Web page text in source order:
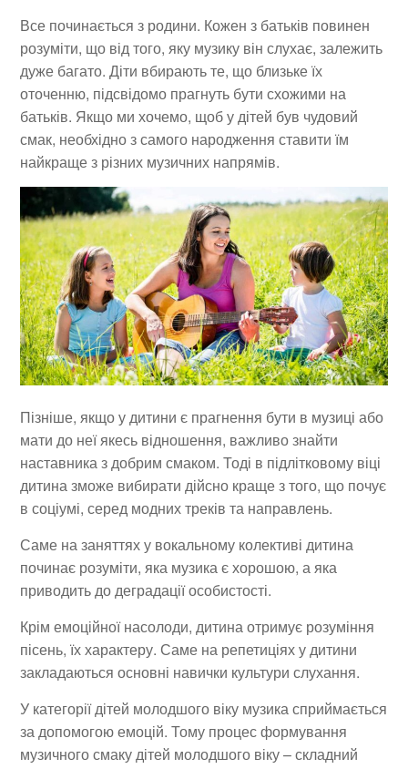
Все починається з родини. Кожен з батьків повинен
розуміти, що від того, яку музику він слухає, залежить
дуже багато. Діти вбирають те, що близьке їх
оточенню, підсвідомо прагнуть бути схожими на
батьків. Якщо ми хочемо, щоб у дітей був чудовий
смак, необхідно з самого народження ставити їм
найкраще з різних музичних напрямів.
Пізніше, якщо у дитини є прагнення бути в музиці або
мати до неї якесь відношення, важливо знайти
наставника з добрим смаком. Тоді в підлітковому віці
дитина зможе вибирати дійсно краще з того, що почує
в соціумі, серед модних треків та направлень.
Саме на заняттях у вокальному колективі дитина
починає розуміти, яка музика є хорошою, а яка
приводить до деградації особистості.
Крім емоційної насолоди, дитина отримує розуміння
пісень, їх характеру. Саме на репетиціях у дитини
закладаються основні навички культури слухання.
У категорії дітей молодшого віку музика сприймається
за допомогою емоцій. Тому процес формування
музичного смаку дітей молодшого віку – складний